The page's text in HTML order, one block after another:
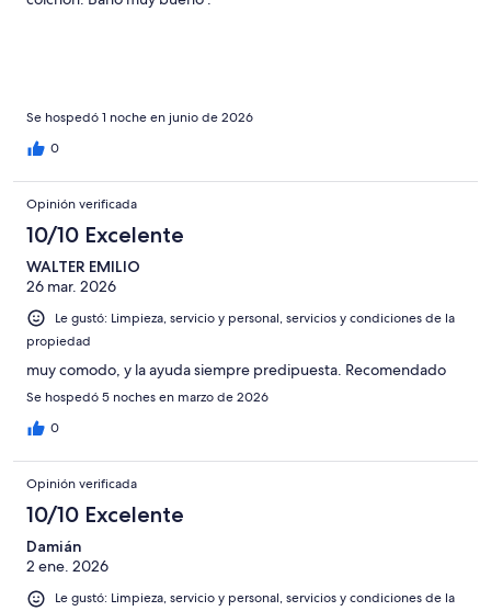
Se hospedó 1 noche en junio de 2026
0
Opinión verificada
10/10 Excelente
WALTER EMILIO
26 mar. 2026
Le gustó: Limpieza, servicio y personal, servicios y condiciones de la
propiedad
muy comodo, y la ayuda siempre predipuesta. Recomendado
Se hospedó 5 noches en marzo de 2026
0
Opinión verificada
10/10 Excelente
Damián
2 ene. 2026
Le gustó: Limpieza, servicio y personal, servicios y condiciones de la